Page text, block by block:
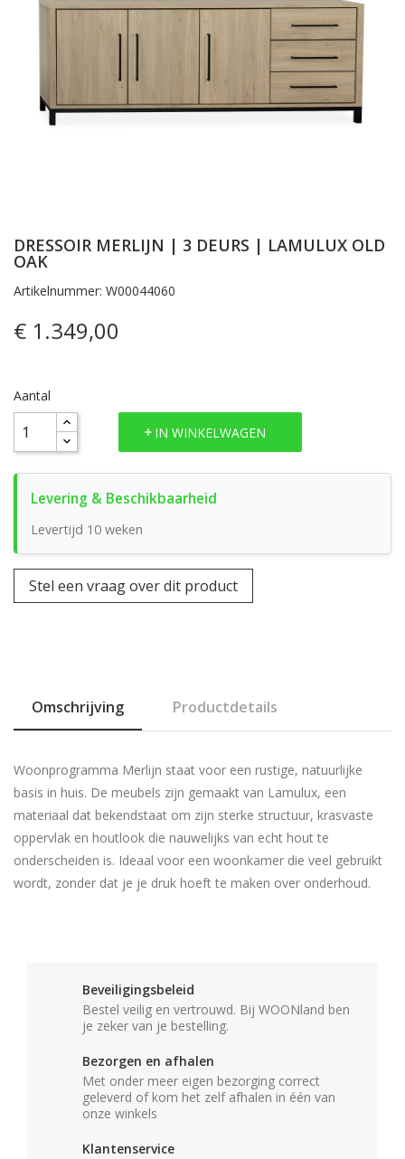
DRESSOIR MERLIJN | 3 DEURS | LAMULUX OLD
OAK
Artikelnummer: W00044060
€ 1.349,00
Aantal
IN WINKELWAGEN
Levertijd 10 weken
Stel een vraag over dit product
Omschrijving Productdetails
Woonprogramma Merlijn staat voor een rustige, natuurlijke
basis in huis. De meubels zijn gemaakt van Lamulux, een
materiaal dat bekendstaat om zijn sterke structuur, krasvaste
oppervlak en houtlook die nauwelijks van echt hout te
onderscheiden is. Ideaal voor een woonkamer die veel gebruikt
wordt, zonder dat je je druk hoeft te maken over onderhoud.
Beveiligingsbeleid
Bestel veilig en vertrouwd. Bij WOONland ben
je zeker van je bestelling.
Bezorgen en afhalen
Met onder meer eigen bezorging correct
geleverd of kom het zelf afhalen in één van
onze winkels
Klantenservice